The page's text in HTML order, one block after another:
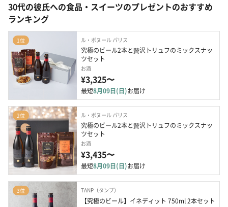
30代の彼氏への食品・スイーツのプレゼントのおすすめ
ランキング
1位 ル・ボヌール パリス
究極のビール2本と贅沢トリュフのミックスナッ
ツセット
お酒
¥3,325〜
最短8月09日(日)お届け
2位 ル・ボヌール パリス
究極のビール2本と贅沢トリュフのミックスナッ
ツセット
お酒
¥3,435〜
最短8月09日(日)お届け
3位 TANP（タンプ）
【究極のビール】イネディット 750ml 2本セット